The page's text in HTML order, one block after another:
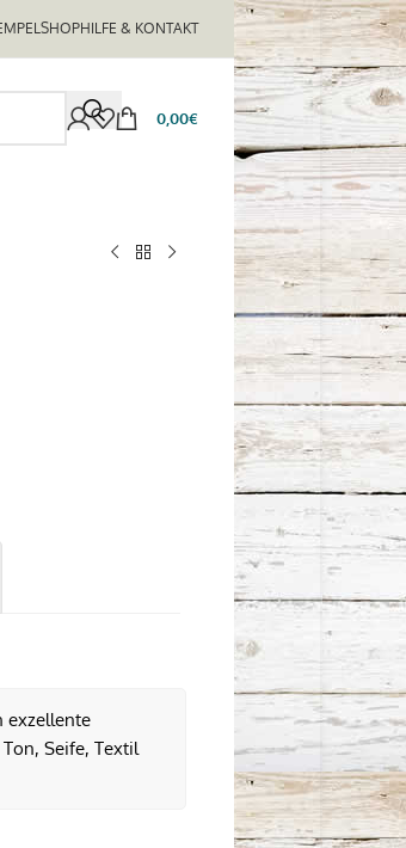
HILFE & KONTAKT
0,00€
exzellente
Seife, Textil